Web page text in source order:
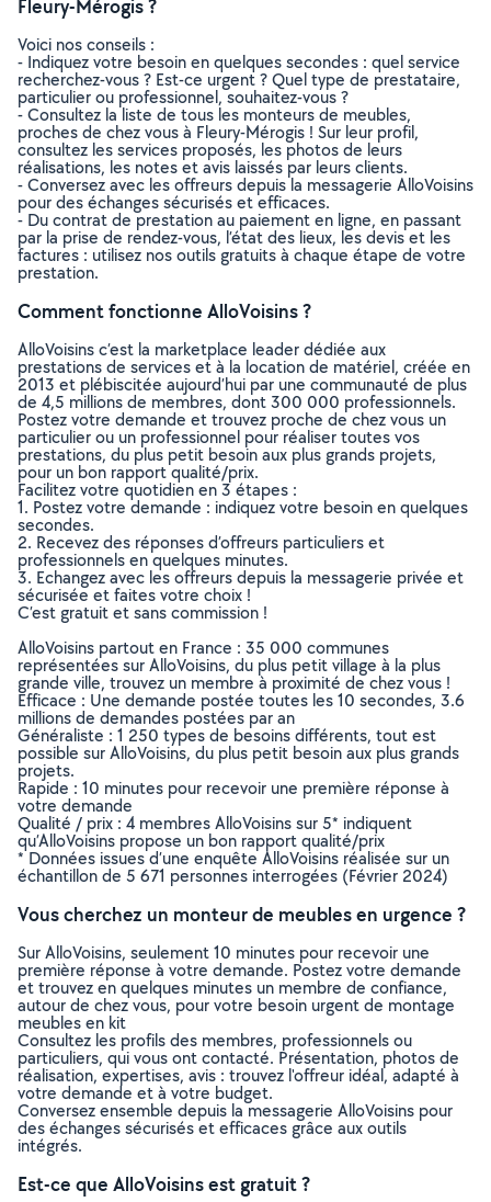
Fleury-Mérogis ?
Voici nos conseils :
- Indiquez votre besoin en quelques secondes : quel service
recherchez-vous ? Est-ce urgent ? Quel type de prestataire,
particulier ou professionnel, souhaitez-vous ?
- Consultez la liste de tous les monteurs de meubles,
proches de chez vous à Fleury-Mérogis ! Sur leur profil,
consultez les services proposés, les photos de leurs
réalisations, les notes et avis laissés par leurs clients.
- Conversez avec les offreurs depuis la messagerie AlloVoisins
pour des échanges sécurisés et efficaces.
- Du contrat de prestation au paiement en ligne, en passant
par la prise de rendez-vous, l’état des lieux, les devis et les
factures : utilisez nos outils gratuits à chaque étape de votre
prestation.
Comment fonctionne AlloVoisins ?
AlloVoisins c’est la marketplace leader dédiée aux
prestations de services et à la location de matériel, créée en
2013 et plébiscitée aujourd’hui par une communauté de plus
de 4,5 millions de membres, dont 300 000 professionnels.
Postez votre demande et trouvez proche de chez vous un
particulier ou un professionnel pour réaliser toutes vos
prestations, du plus petit besoin aux plus grands projets,
pour un bon rapport qualité/prix.
Facilitez votre quotidien en 3 étapes :
1. Postez votre demande : indiquez votre besoin en quelques
secondes.
2. Recevez des réponses d’offreurs particuliers et
professionnels en quelques minutes.
3. Echangez avec les offreurs depuis la messagerie privée et
sécurisée et faites votre choix !
C’est gratuit et sans commission !
AlloVoisins partout en France : 35 000 communes
représentées sur AlloVoisins, du plus petit village à la plus
grande ville, trouvez un membre à proximité de chez vous !
Efficace : Une demande postée toutes les 10 secondes, 3.6
millions de demandes postées par an
Généraliste : 1 250 types de besoins différents, tout est
possible sur AlloVoisins, du plus petit besoin aux plus grands
projets.
Rapide : 10 minutes pour recevoir une première réponse à
votre demande
Qualité / prix : 4 membres AlloVoisins sur 5* indiquent
qu’AlloVoisins propose un bon rapport qualité/prix
* Données issues d’une enquête AlloVoisins réalisée sur un
échantillon de 5 671 personnes interrogées (Février 2024)
Vous cherchez un monteur de meubles en urgence ?
Sur AlloVoisins, seulement 10 minutes pour recevoir une
première réponse à votre demande. Postez votre demande
et trouvez en quelques minutes un membre de confiance,
autour de chez vous, pour votre besoin urgent de montage
meubles en kit
Consultez les profils des membres, professionnels ou
particuliers, qui vous ont contacté. Présentation, photos de
réalisation, expertises, avis : trouvez l'offreur idéal, adapté à
votre demande et à votre budget.
Conversez ensemble depuis la messagerie AlloVoisins pour
des échanges sécurisés et efficaces grâce aux outils
intégrés.
Est-ce que AlloVoisins est gratuit ?